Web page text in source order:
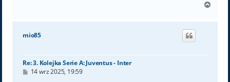
g
mio85
Re: 3. Kolejka Serie A: Juventus - Inter
P14 wrz 2025, 19:59